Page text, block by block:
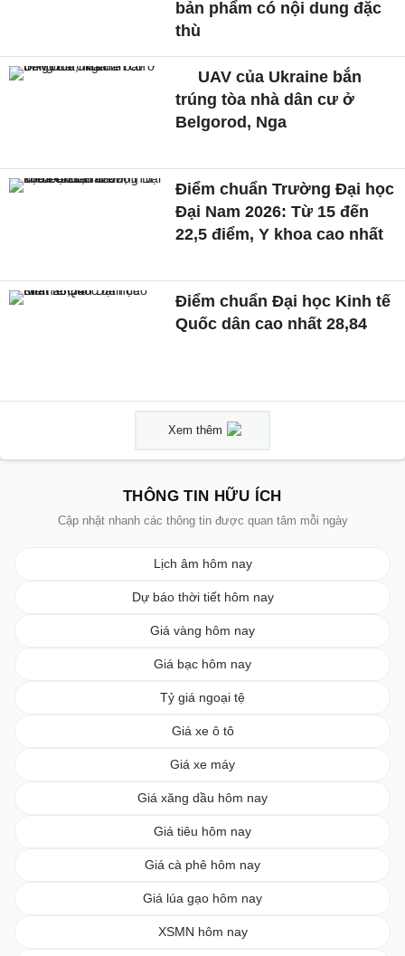
bản phẩm có nội dung đặc
thù
UAV của Ukraine bắn
trúng tòa nhà dân cư ở
Belgorod, Nga
Điểm chuẩn Trường Đại học
Đại Nam 2026: Từ 15 đến
22,5 điểm, Y khoa cao nhất
Điểm chuẩn Đại học Kinh tế
Quốc dân cao nhất 28,84
Xem thêm
THÔNG TIN HỮU ÍCH
Cập nhật nhanh các thông tin được quan tâm mỗi ngày
Lịch âm hôm nay
Dự báo thời tiết hôm nay
Giá vàng hôm nay
Giá bạc hôm nay
Tỷ giá ngoại tệ
Giá xe ô tô
Giá xe máy
Giá xăng dầu hôm nay
Giá tiêu hôm nay
Giá cà phê hôm nay
Giá lúa gạo hôm nay
XSMN hôm nay